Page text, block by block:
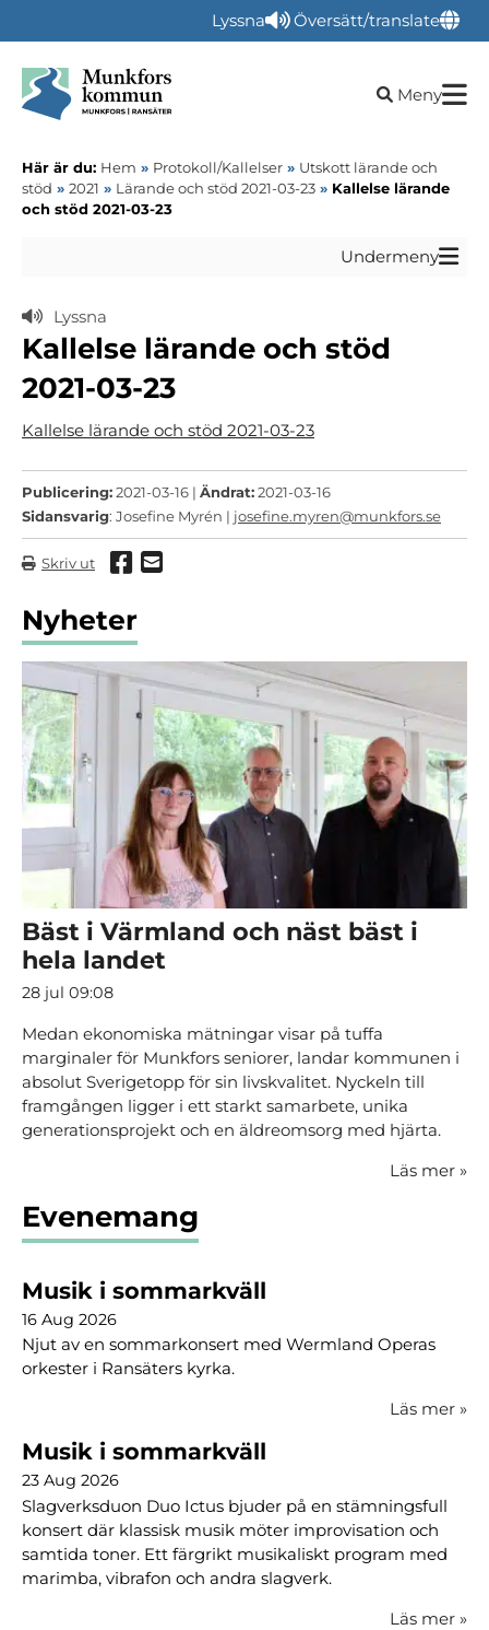
Lyssna Översätt/translate
Öppna
Meny
Här är du: Hem » Protokoll/Kallelser » Utskott lärande och
stöd » 2021 » Lärande och stöd 2021-03-23 » Kallelse lärande
och stöd 2021-03-23
Undermeny
Lyssna
Kallelse lärande och stöd
2021-03-23
Kallelse lärande och stöd 2021-03-23
Publicering:2021-03-16 | Ändrat:2021-03-16
Sidansvarig: Josefine Myrén | josefine.myren@munkfors.se
Skriv ut Dela via Facebook
Dela via mail
Nyheter
Bäst i Värmland och näst bäst i
hela landet
28 jul 09:08
Medan ekonomiska mätningar visar på tuffa
marginaler för Munkfors seniorer, landar kommunen i
absolut Sverigetopp för sin livskvalitet. Nyckeln till
framgången ligger i ett starkt samarbete, unika
generationsprojekt och en äldreomsorg med hjärta.
Läs mer »
Evenemang
Musik i sommarkväll
16 Aug 2026
Njut av en sommarkonsert med Wermland Operas
orkester i Ransäters kyrka.
Läs mer »
Musik i sommarkväll
23 Aug 2026
Slagverksduon Duo Ictus bjuder på en stämningsfull
konsert där klassisk musik möter improvisation och
samtida toner. Ett färgrikt musikaliskt program med
marimba, vibrafon och andra slagverk.
Läs mer »